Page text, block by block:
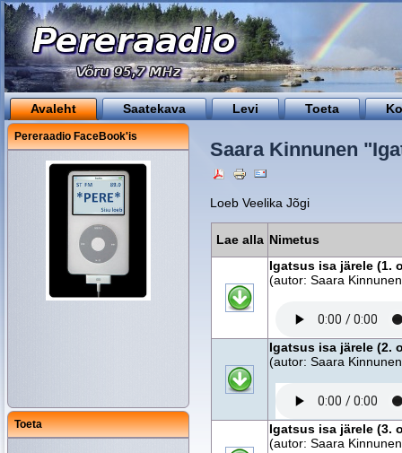
Avaleht Saatekava Levi Toeta
Pereraadio FaceBook'is
Toeta
Saara Kinnunen
Loeb Veelika Jõgi
Lae alla Nimetus
Igatsus isa järele (1.
(autor: Saara
Igatsus isa järele (2.
(autor: Saara
Igatsus isa järele (3.
(autor: Saara